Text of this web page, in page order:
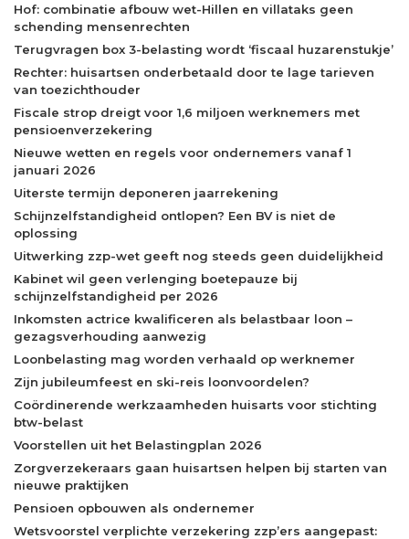
Hof: combinatie afbouw wet-Hillen en villataks geen
schending mensenrechten
Terugvragen box 3-belasting wordt ‘fiscaal huzarenstukje’
Rechter: huisartsen onderbetaald door te lage tarieven
van toezichthouder
Fiscale strop dreigt voor 1,6 miljoen werknemers met
pensioenverzekering
Nieuwe wetten en regels voor ondernemers vanaf 1
januari 2026
Uiterste termijn deponeren jaarrekening
Schijnzelfstandigheid ontlopen? Een BV is niet de
oplossing
Uitwerking zzp-wet geeft nog steeds geen duidelijkheid
Kabinet wil geen verlenging boetepauze bij
schijnzelfstandigheid per 2026
Inkomsten actrice kwalificeren als belastbaar loon –
gezagsverhouding aanwezig
Loonbelasting mag worden verhaald op werknemer
Zijn jubileumfeest en ski-reis loonvoordelen?
Coördinerende werkzaamheden huisarts voor stichting
btw-belast
Voorstellen uit het Belastingplan 2026
Zorgverzekeraars gaan huisartsen helpen bij starten van
nieuwe praktijken
Pensioen opbouwen als ondernemer
Wetsvoorstel verplichte verzekering zzp’ers aangepast: